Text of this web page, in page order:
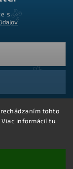
tohto
Viac informáciítu.
s